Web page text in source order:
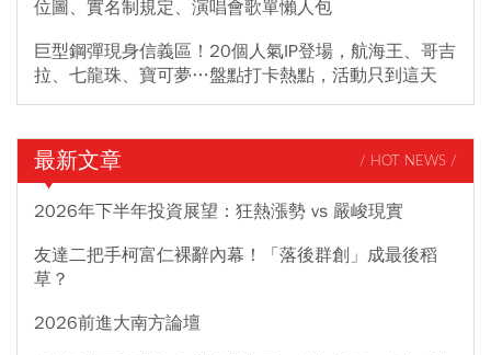
位圖、實名制規定、演唱會歌單懶人包
巨型鋼彈現身信義區！20個人氣IP登場，航海王、哥吉
拉、七龍珠、寶可夢…盤點打卡熱點，活動只到這天
最新文章 / HOT NEWS /
2026年下半年投資展望：狂熱漲勢 vs 嚴峻現實
友達二把手柯富仁裸辭內幕！「落後群創」成最後稻
草？
2026前進大南方論壇